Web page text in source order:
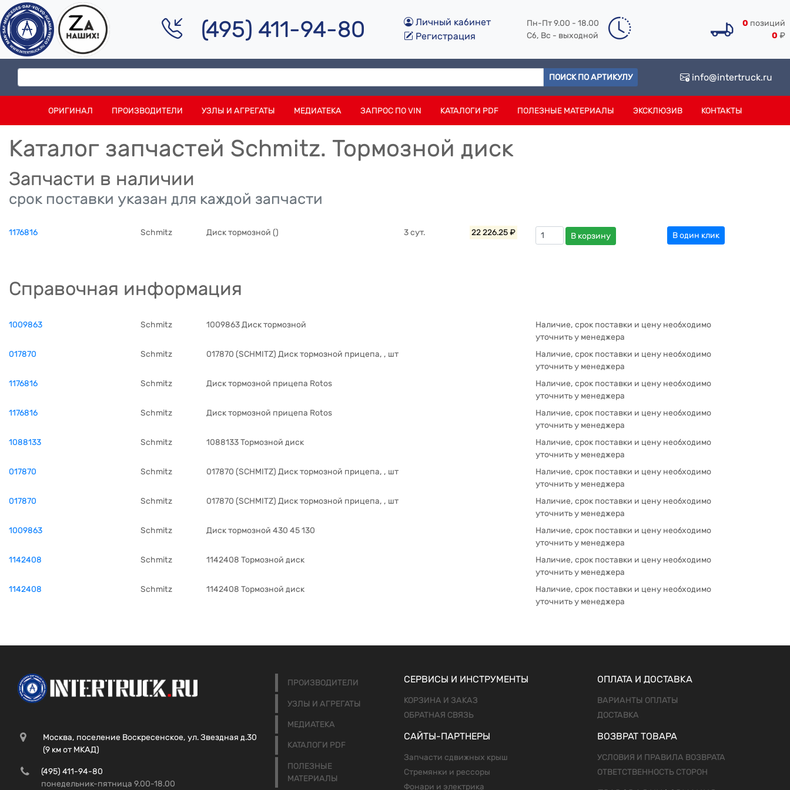
(495) 411-94-80
Личный кабинет
Регистрация
Пн-Пт 9.00 - 18.00
Сб, Вс - выходной
0 позиций
0 ₽
ПОИСК ПО АРТИКУЛУ info@intertruck.ru
ОРИГИНАЛ ПРОИЗВОДИТЕЛИ УЗЛЫ И АГРЕГАТЫ МЕДИАТЕКА ЗАПРОС ПО VIN КАТАЛОГИ PDF ПОЛЕЗНЫЕ МАТЕРИАЛЫ ЭКСКЛЮЗИВ КОНТАКТЫ
Каталог запчастей Schmitz. Тормозной диск
Запчасти в наличии
срок поставки указан для каждой запчасти
1176816 Schmitz Диск тормозной () 3 сут. 22 226.25 ₽ В корзину В один клик
Справочная информация
1009863 Schmitz 1009863 Диск тормозной
Наличие, срок поставки и цену необходимо
уточнить у менеджера
017870
Schmitz 017870 (SCHMITZ) Диск тормозной прицепа, , шт
Наличие, срок поставки и цену необходимо
уточнить у менеджера
1176816
Schmitz Диск тормозной прицепа Rotos
Наличие, срок поставки и цену необходимо
уточнить у менеджера
1176816
Schmitz Диск тормозной прицепа Rotos
Наличие, срок поставки и цену необходимо
уточнить у менеджера
1088133
Schmitz 1088133 Тормозной диск
Наличие, срок поставки и цену необходимо
уточнить у менеджера
017870
Schmitz 017870 (SCHMITZ) Диск тормозной прицепа, , шт
Наличие, срок поставки и цену необходимо
уточнить у менеджера
017870
Schmitz 017870 (SCHMITZ) Диск тормозной прицепа, , шт
Наличие, срок поставки и цену необходимо
уточнить у менеджера
1009863
Schmitz Диск тормозной 430 45 130
Наличие, срок поставки и цену необходимо
уточнить у менеджера
1142408
Schmitz 1142408 Тормозной диск
Наличие, срок поставки и цену необходимо
уточнить у менеджера
1142408
Schmitz 1142408 Тормозной диск
Наличие, срок поставки и цену необходимо
уточнить у менеджера
Москва, поселение Воскресенское, ул. Звездная д.30
(9 км от МКАД)
(495) 411-94-80
понедельник-пятница 9.00-18.00
ПРОИЗВОДИТЕЛИ
УЗЛЫ И АГРЕГАТЫ
МЕДИАТЕКА
КАТАЛОГИ PDF
ПОЛЕЗНЫЕ
МАТЕРИАЛЫ
СЕРВИСЫ И ИНСТРУМЕНТЫ
КОРЗИНА И ЗАКАЗ
ОБРАТНАЯ СВЯЗЬ
САЙТЫ-ПАРТНЕРЫ
Запчасти сдвижных крыш
Стремянки и рессоры
Фонари и электрика
ОПЛАТА И ДОСТАВКА
ВАРИАНТЫ ОПЛАТЫ
ДОСТАВКА
ВОЗВРАТ ТОВАРА
УСЛОВИЯ И ПРАВИЛА ВОЗВРАТА
ОТВЕТСТВЕННОСТЬ СТОРОН